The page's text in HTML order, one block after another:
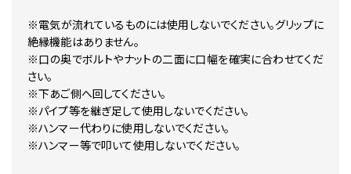
※電気が流れているものには使用しないでください。グリップに
絶縁機能はありません。
※口の奥でボルトやナットの二面に口幅を確実に合わせてくだ
さい。
※下あご側へ回してください。
※パイプ等を継ぎ足して使用しないでください。
※ハンマー代わりに使用しないでください。
※ハンマー等で叩いて使用しないでください。